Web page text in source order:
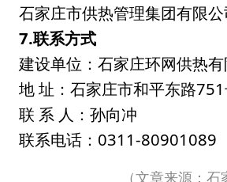
石家庄市供热管理集团有限
7.联系方式
建设单位：石家庄环网供热
地 址：石家庄市和平东路
联 系 人：孙向冲
联系电话：0311-80901089
（文章来源：石